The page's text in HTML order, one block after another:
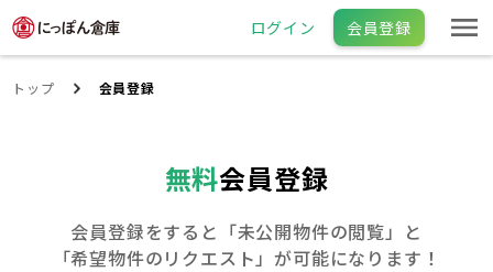
ログイン 会員登録
トップ 会員登録
無料会員登録
会員登録をすると「未公開物件の閲覧」と
「希望物件のリクエスト」が可能になります！